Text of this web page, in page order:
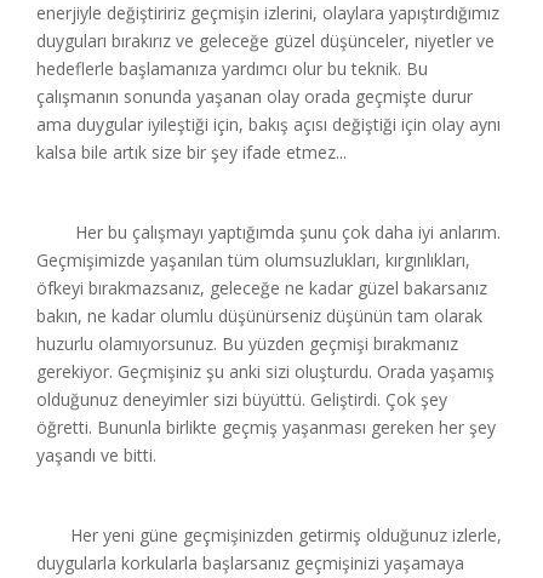
enerjiyle değiştiririz geçmişin izlerini, olaylara yapıştırdığımız
duyguları bırakırız ve geleceğe güzel düşünceler, niyetler ve
hedeflerle başlamanıza yardımcı olur bu teknik. Bu
çalışmanın sonunda yaşanan olay orada geçmişte durur
ama duygular iyileştiği için, bakış açısı değiştiği için olay aynı
kalsa bile artık size bir şey ifade etmez...
Her bu çalışmayı yaptığımda şunu çok daha iyi anlarım.
Geçmişimizde yaşanılan tüm olumsuzlukları, kırgınlıkları,
öfkeyi bırakmazsanız, geleceğe ne kadar güzel bakarsanız
bakın, ne kadar olumlu düşünürseniz düşünün tam olarak
huzurlu olamıyorsunuz. Bu yüzden geçmişi bırakmanız
gerekiyor. Geçmişiniz şu anki sizi oluşturdu. Orada yaşamış
olduğunuz deneyimler sizi büyüttü. Geliştirdi. Çok şey
öğretti. Bununla birlikte geçmiş yaşanması gereken her şey
yaşandı ve bitti.
Her yeni güne geçmişinizden getirmiş olduğunuz izlerle,
duygularla korkularla başlarsanız geçmişinizi yaşamaya